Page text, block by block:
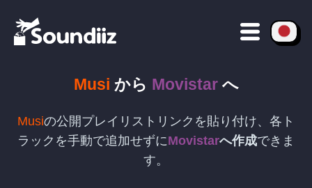
Musi から Movistarへ
Musiの公開プレイリストリンクを貼り付け、各ト
ラックを手動で追加せずにMovistarへ作成できま
す。